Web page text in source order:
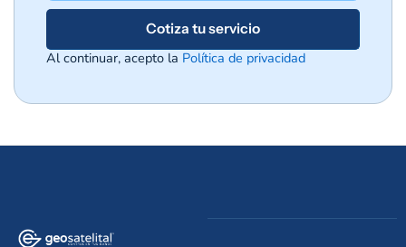
Cotiza tu servicio
Al continuar, acepto la Política de privacidad